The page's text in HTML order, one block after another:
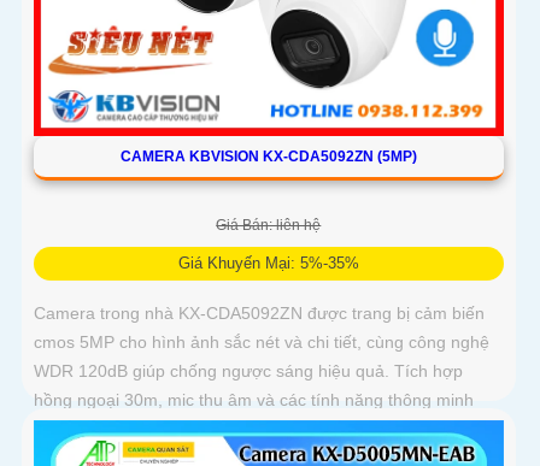
CAMERA KBVISION KX-CDA5092ZN (5MP)
Giá Bán: liên hệ
Giá Khuyến Mại: 5%-35%
Camera trong nhà KX-CDA5092ZN được trang bị cảm biến
cmos 5MP cho hình ảnh sắc nét và chi tiết, cùng công nghệ
WDR 120dB giúp chống ngược sáng hiệu quả. Tích hợp
hồng ngoại 30m, mic thu âm và các tính năng thông minh
như phát hiện chuyển động, nâng cao giám sát an ninh